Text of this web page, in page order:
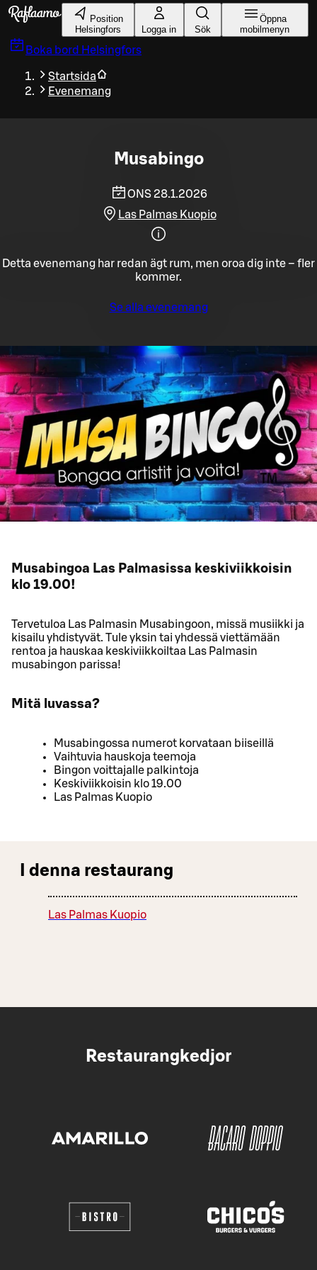
Gå till huvudinnehållet
Position
Helsingfors
Logga in Sök
Öppna
mobilmenyn
Boka bord Helsingfors
Startsida
Evenemang
Musabingo
ONS 28.1.2026
Las Palmas Kuopio
Detta evenemang har redan ägt rum, men oroa dig inte – fler
kommer.
Se alla evenemang
Musabingoa Las Palmasissa keskiviikkoisin
klo 19.00!
Tervetuloa Las Palmasin Musabingoon, missä musiikki ja
kisailu yhdistyvät. Tule yksin tai yhdessä viettämään
rentoa ja hauskaa keskiviikkoiltaa Las Palmasin
musabingon parissa!
Mitä luvassa?
Musabingossa numerot korvataan biiseillä
Vaihtuvia hauskoja teemoja
Bingon voittajalle palkintoja
Keskiviikkoisin klo 19.00
Las Palmas Kuopio
I denna restaurang
Las Palmas Kuopio
Restaurangkedjor